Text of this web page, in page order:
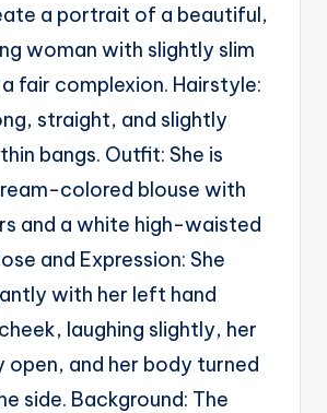
a portrait of a beautiful,
woman with slightly slim
fair complexion. Hairstyle:
straight, and slightly
bangs. Outfit: She is
colored blouse with
and a white high-waisted
and Expression: She
with her left hand
laughing slightly, her
open, and her body turned
side. Background: The